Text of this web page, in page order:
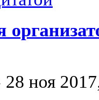
28 ноя